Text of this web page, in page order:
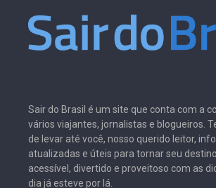
Sair do Brasil é um site que conta com a
vários viajantes, jornalistas e blogueiros.
de levar até você, nosso querido leitor,
atualizadas e úteis para tornar seu
acessível, divertido e proveitoso com as
dia já esteve por lá.